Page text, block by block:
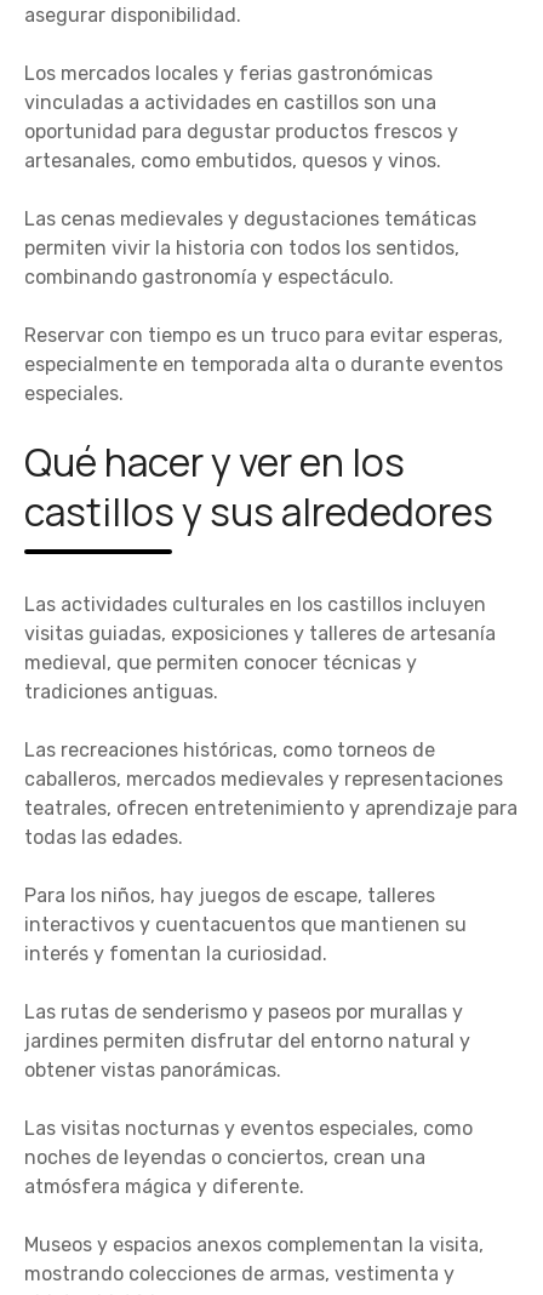
asegurar disponibilidad.
Los mercados locales y ferias gastronómicas
vinculadas a actividades en castillos son una
oportunidad para degustar productos frescos y
artesanales, como embutidos, quesos y vinos.
Las cenas medievales y degustaciones temáticas
permiten vivir la historia con todos los sentidos,
combinando gastronomía y espectáculo.
Reservar con tiempo es un truco para evitar esperas,
especialmente en temporada alta o durante eventos
especiales.
Qué hacer y ver en los
castillos y sus alrededores
Las actividades culturales en los castillos incluyen
visitas guiadas, exposiciones y talleres de artesanía
medieval, que permiten conocer técnicas y
tradiciones antiguas.
Las recreaciones históricas, como torneos de
caballeros, mercados medievales y representaciones
teatrales, ofrecen entretenimiento y aprendizaje para
todas las edades.
Para los niños, hay juegos de escape, talleres
interactivos y cuentacuentos que mantienen su
interés y fomentan la curiosidad.
Las rutas de senderismo y paseos por murallas y
jardines permiten disfrutar del entorno natural y
obtener vistas panorámicas.
Las visitas nocturnas y eventos especiales, como
noches de leyendas o conciertos, crean una
atmósfera mágica y diferente.
Museos y espacios anexos complementan la visita,
mostrando colecciones de armas, vestimenta y